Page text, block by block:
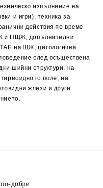
изпълнение на
и игри), техника за
действия по време
и ПЩЖ, допълнителни
на ЩЖ, цитологична
след осъществена
шийни структури, на
поле, на
жлези и други
добре